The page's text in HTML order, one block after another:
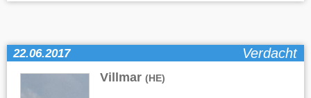
22.06.2017 Verdacht
Villmar (HE)